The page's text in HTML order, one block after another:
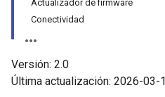
Actualizador de firmware
Conectividad
Versión: 2.0
Última actualización: 2026-03-